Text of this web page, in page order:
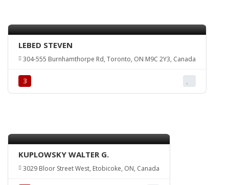
LEBED STEVEN
304-555 Burnhamthorpe Rd, Toronto, ON M9C 2Y3, Canada
З
KUPLOWSKY WALTER G.
3029 Bloor Street West, Etobicoke, ON, Canada